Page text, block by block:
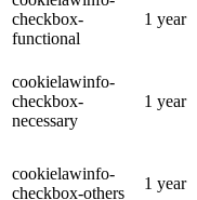
checkbox-
functional
1 year
cookielawinfo-
checkbox-
necessary
1 year
cookielawinfo-
checkbox-others
1 year